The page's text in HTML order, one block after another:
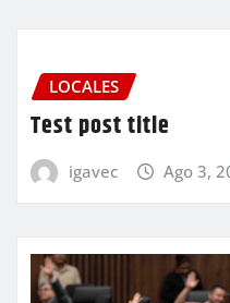
LOCALES
Test post title
igavec Ago 3,